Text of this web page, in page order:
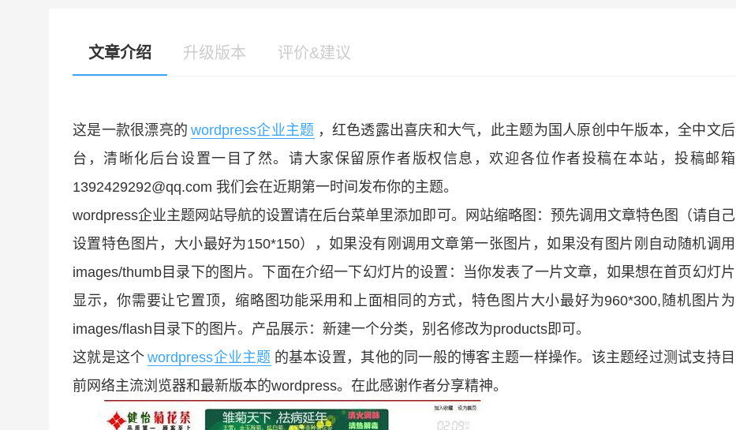
文章介绍 升级版本 评价&建议
这是一款很漂亮的 wordpress企业主题 ，红色透露出喜庆和大气，此主题为国人原创中午版本，全中文后
台，清晰化后台设置一目了然。请大家保留原作者版权信息，欢迎各位作者投稿在本站，投稿邮箱
1392429292@qq.com 我们会在近期第一时间发布你的主题。
wordpress企业主题网站导航的设置请在后台菜单里添加即可。网站缩略图：预先调用文章特色图（请自己
设置特色图片，大小最好为150*150），如果没有刚调用文章第一张图片，如果没有图片刚自动随机调用
images/thumb目录下的图片。下面在介绍一下幻灯片的设置：当你发表了一片文章，如果想在首页幻灯片
显示，你需要让它置顶，缩略图功能采用和上面相同的方式，特色图片大小最好为960*300,随机图片为
images/flash目录下的图片。产品展示：新建一个分类，别名修改为products即可。
这就是这个 wordpress企业主题 的基本设置，其他的同一般的博客主题一样操作。该主题经过测试支持目
前网络主流浏览器和最新版本的wordpress。在此感谢作者分享精神。